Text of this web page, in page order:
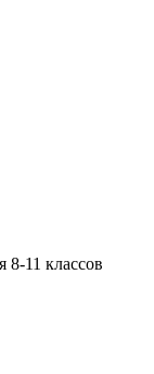
11 классов